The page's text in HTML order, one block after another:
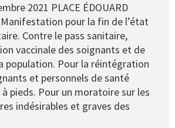
2021 PLACE ÉDOUARD
Manifestation pour la fin de l’état
Contre le pass sanitaire,
vaccinale des soignants et de
population. Pour la réintégration
et personnels de santé
pieds. Pour un moratoire sur les
indésirables et graves des